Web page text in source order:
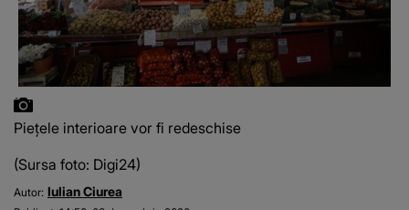
Piețele interioare vor fi redeschise
(Sursa foto: Digi24)
Autor: Iulian Ciurea